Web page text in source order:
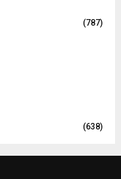
(787)
(638)